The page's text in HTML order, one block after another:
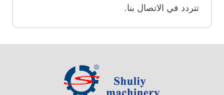
تتردد في الاتصال بنا.